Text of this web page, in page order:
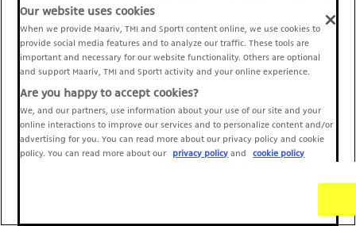
Our website uses cookies
When we provide Maariv, TMI and Sport1 content online, we use cookies to
provide social media features and to analyze our traffic. These tools are
important and necessary for our website functionality. Others are optional
and support Maariv, TMI and Sport1 activity and your online experience.
Are you happy to accept cookies?
We, and our partners, use information about your use of our site and your
online interactions to improve our services and to personalize content and/or
advertising for you. You can read more about our privacy policy and cookie
policy. You can read more about our
privacy policy and cookie policy